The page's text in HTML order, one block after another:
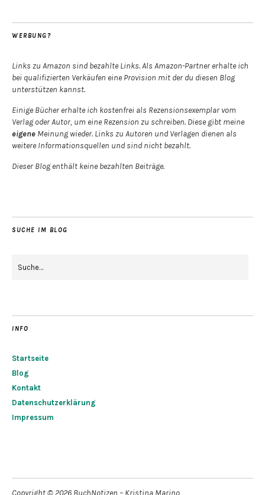
WERBUNG?
Links zu Amazon sind bezahlte Links. Als Amazon-Partner erhalte ich
bei qualifizierten Verkäufen eine Provision mit der du diesen Blog
unterstützen kannst.
Einige Bücher erhalte ich kostenfrei als Rezensionsexemplar vom
Verlag oder Autor, um eine Rezension zu schreiben. Diese gibt meine
eigene Meinung wieder. Links zu Autoren und Verlagen dienen als
weitere Informationsquellen und sind nicht bezahlt.
Dieser Blog enthält keine bezahlten Beiträge.
SUCHE IM BLOG
INFO
Startseite
Blog
Kontakt
Datenschutzerklärung
Impressum
Copyright © 2026 BuchNotizen – Kristina Marino